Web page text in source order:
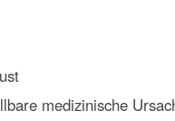
medizinische